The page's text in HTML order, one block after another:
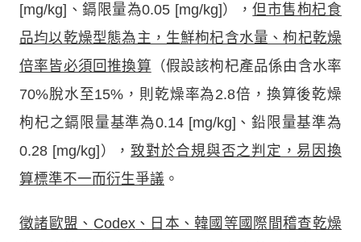
[mg/kg]、鎘限量為0.05 [mg/kg]），但市售枸杞食
品均以乾燥型態為主，生鮮枸杞含水量、枸杞乾燥
倍率皆必須回推換算 （假設該枸杞產品係由含水率
70%脫水至15%，則乾燥率為2.8倍，換算後乾燥
枸杞之鎘限量基準為0.14 [mg/kg]、鉛限量基準為
0.28 [mg/kg]）， 致對於合規與否之判定，易因換
算標準不一而衍生爭議 。
徵諸歐盟、 Codex、日本、韓國等國際間稽查乾燥